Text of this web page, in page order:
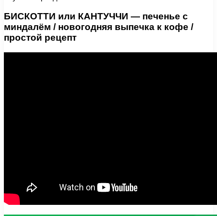
БИСКОТТИ или КАНТУЧЧИ — печенье с
миндалём / новогодняя выпечка к кофе /
простой рецепт